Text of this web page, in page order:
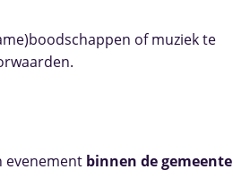
of muziek te
evenement binnen de gemeente